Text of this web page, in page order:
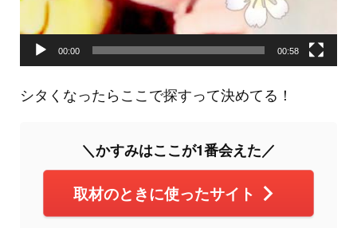
00:00 00:58
シタくなったらここで探すって決めてる！
＼かすみはここが1番会えた／
取材のときに使ったサイト